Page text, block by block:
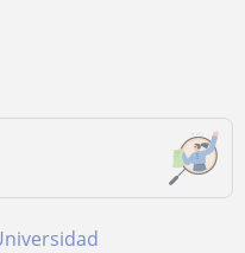
Universidad